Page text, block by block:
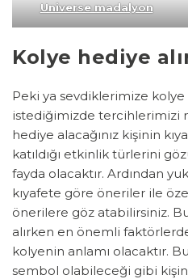
Universe madalyon
Kolye hediye
Peki ya sevdiklerimize kolye
istediğimizde tercihlerimizi
hediye alacağınız kişinin
katıldığı etkinlik türlerini
fayda olacaktır. Ardından
kıyafete göre öneriler ile
önerilere göz atabilirsiniz.
alırken en önemli
kolyenin anlamı olacaktır.
sembol olabileceği gibi